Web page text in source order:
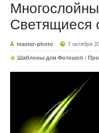
Светящиеся
master-photo 7 октября
Шаблоны для Фотошоп /